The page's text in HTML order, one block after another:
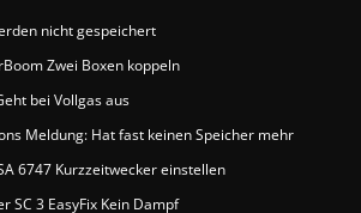
nicht gespeichert
Zwei Boxen koppeln
bei Vollgas aus
Meldung: Hat fast keinen Speicher mehr
6747 Kurzzeitwecker einstellen
SC 3 EasyFix Kein Dampf